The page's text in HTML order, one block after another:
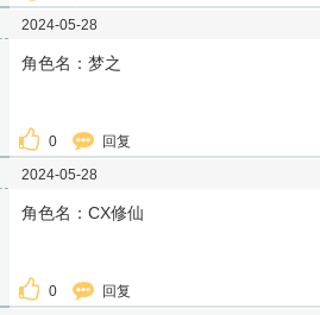
2024-05-28
角色名：梦之
0 回复
2024-05-28
角色名：CX修仙
0 回复